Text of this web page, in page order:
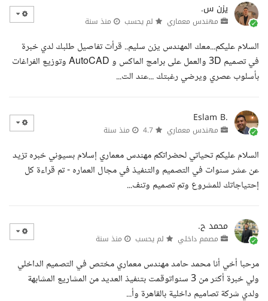
يزن س.
مهندس معماري لم يحسب منذ سنة
السلام عليكم...معك المهندس يزن سليم.. قرأت تفاصيل طلبك لدي خبرة
في تصميم 3D والعمل على برامج الماكس و AutoCAD وتوزيع الفراغات
بأسلوب عصري ويرضي رغبتك ...عند الت...
Eslam B.
مهندس معماري منذ سنة
السلام عليكم تحياتي لحضراتكم مهندس معماري إسلام بسيوني خبره تزيد
عن عشر سنوات في التصميم والتنفيذ في مجال العماره - تم قراءة كل
إحتياجاتك للمشروع وتم تصميم وتنف...
محمد ح.
مصمم داخلي لم يحسب منذ سنة
مرحبا أخي أنا محمد حامد مهندس معماري مختص في التصميم الداخلي
ولي خبرة أكثر من 3 سنواتوقمت بتنفيذ العديد من المشاريع المشابهة
ولدي شركة تصاميم داخلية بالقاهرة وأ...